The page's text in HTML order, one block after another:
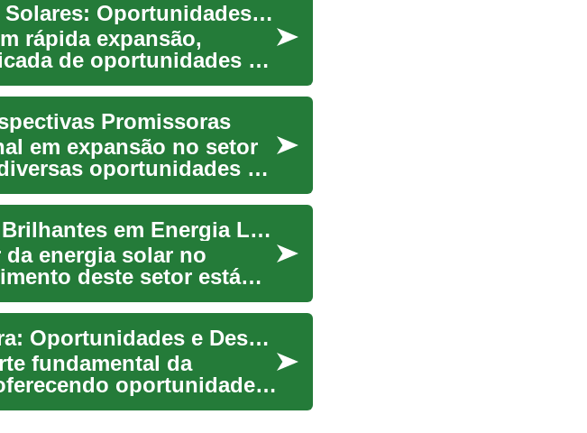
Empregos no Setor de Painéis Solares: Oportunidades em Energia Sustentável
rápida expansão,
de oportunidades de
Promissoras
em expansão no setor
oportunidades de
Carreira Solar: Oportunidades Brilhantes em Energia Limpa
energia solar no
deste setor está
Empregos na Área de Cobertura: Oportunidades e Desafios no Setor da Construção
fundamental da
oportunidades